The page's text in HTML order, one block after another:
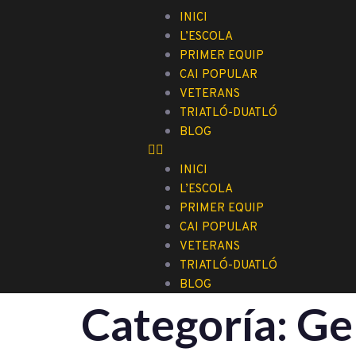
INICI
L’ESCOLA
PRIMER EQUIP
CAI POPULAR
VETERANS
TRIATLÓ-DUATLÓ
BLOG
INICI
L’ESCOLA
PRIMER EQUIP
CAI POPULAR
VETERANS
TRIATLÓ-DUATLÓ
BLOG
Categoría: